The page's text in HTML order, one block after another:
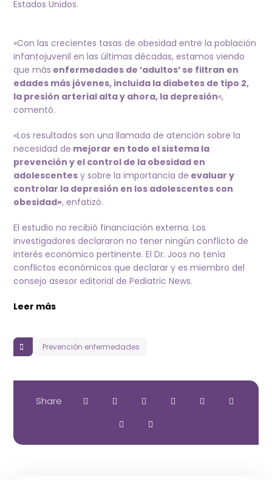
Estados Unidos.
«Con las crecientes tasas de obesidad entre la población
infantojuvenil en las últimas décadas, estamos viendo
que más enfermedades de ‘adultos’ se filtran en
edades más jóvenes, incluida la diabetes de tipo 2,
la presión arterial alta y ahora, la depresión«,
comentó.
«Los resultados son una llamada de atención sobre la
necesidad de mejorar en todo el sistema la
prevención y el control de la obesidad en
adolescentes y sobre la importancia de evaluar y
controlar la depresión en los adolescentes con
obesidad», enfatizó.
El estudio no recibió financiación externa. Los
investigadores declararon no tener ningún conflicto de
interés económico pertinente. El Dr. Joos no tenía
conflictos económicos que declarar y es miembro del
consejo asesor editorial de Pediatric News.
Leer más
Prevención enfermedades